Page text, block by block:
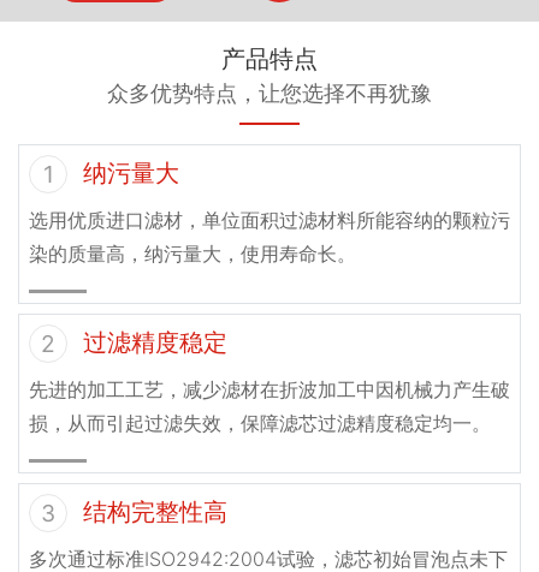
产品特点
众多优势特点，让您选择不再犹豫
1 纳污量大
选用优质进口滤材，单位面积过滤材料所能容纳的颗粒污
染的质量高，纳污量大，使用寿命长。
2 过滤精度稳定
先进的加工工艺，减少滤材在折波加工中因机械力产生破
损，从而引起过滤失效，保障滤芯过滤精度稳定均一。
3 结构完整性高
多次通过标准ISO2942:2004试验，滤芯初始冒泡点未下